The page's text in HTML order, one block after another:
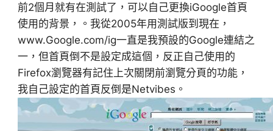
前2個月就有在測試了，可以自己更換iGoogle首頁
使用的背景，。我從2005年用測試版到現在，
www.Google.com/ig一直是我預設的Google連結之
一，但首頁倒不是設定成這個，反正自己使用的
Firefox瀏覽器有記住上次關閉前瀏覽分頁的功能，
我自己設定的首頁反倒是Netvibes。